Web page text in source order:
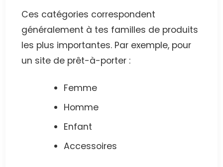
Ces catégories correspondent
généralement à tes familles de produits
les plus importantes. Par exemple, pour
un site de prêt-à-porter :
Femme
Homme
Enfant
Accessoires